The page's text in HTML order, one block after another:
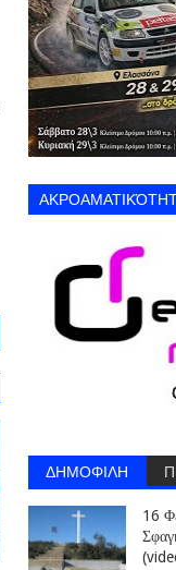
ΔΗΜΟΦΙΛΗ
16